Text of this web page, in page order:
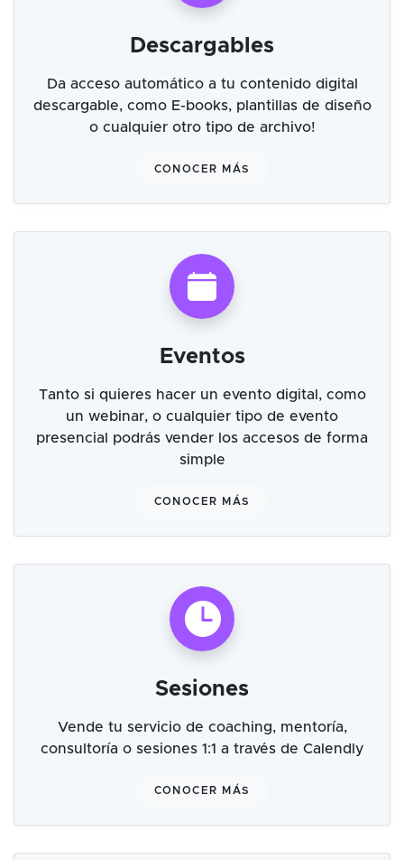
Descargables
Da acceso automático a tu contenido digital
descargable, como E-books, plantillas de diseño
o cualquier otro tipo de archivo!
CONOCER MÁS
Eventos
Tanto si quieres hacer un evento digital, como
un webinar, o cualquier tipo de evento
presencial podrás vender los accesos de forma
simple
CONOCER MÁS
Sesiones
Vende tu servicio de coaching, mentoría,
consultoría o sesiones 1:1 a través de Calendly
CONOCER MÁS